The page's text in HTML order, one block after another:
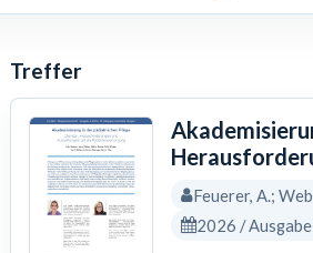
Treffer
Feuerer, A.;
2026 /